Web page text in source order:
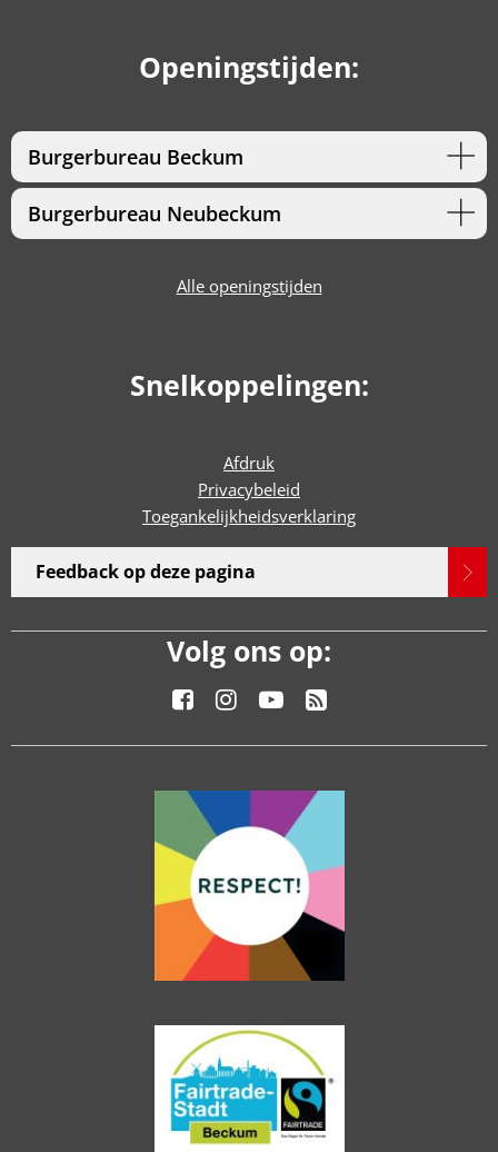
Openingstijden:
Burgerbureau Beckum
Burgerbureau Neubeckum
Alle openingstijden
Snelkoppelingen:
Afdruk
Privacybeleid
Toegankelijkheidsverklaring
Feedback op deze pagina
Volg ons op: